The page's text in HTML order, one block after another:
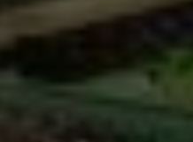
Google Maps